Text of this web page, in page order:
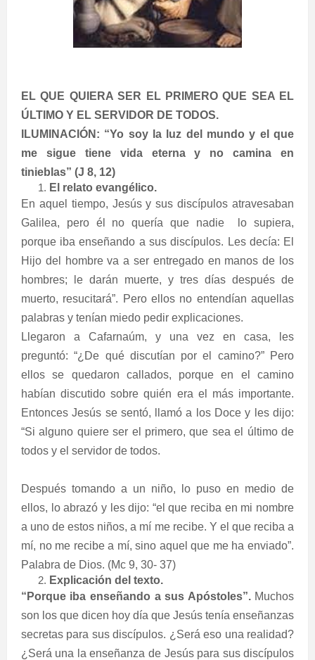
EL QUE QUIERA SER EL PRIMERO QUE SEA EL
ÚLTIMO Y EL SERVIDOR DE TODOS.
ILUMINACIÓN: “Yo soy la luz del mundo y el que
me sigue tiene vida eterna y no camina en
tinieblas” (J 8, 12)
El relato evangélico.
En aquel tiempo, Jesús y sus discípulos atravesaban
Galilea, pero él no quería que nadie
lo supiera,
porque iba enseñando a sus discípulos. Les decía: El
Hijo del hombre va a ser entregado en manos de los
hombres; le darán muerte, y tres días después de
muerto, resucitará”. Pero ellos no entendían aquellas
palabras y tenían miedo pedir explicaciones.
Llegaron a Cafarnaúm, y una vez en casa, les
preguntó: “¿De qué discutían por el camino?” Pero
ellos se quedaron callados, porque en el camino
habían discutido sobre quién era el más importante.
Entonces Jesús se sentó, llamó a los Doce y les dijo:
“Si alguno quiere ser el primero, que sea el último de
todos y el servidor de todos.
Después tomando a un niño, lo puso en medio de
ellos, lo abrazó y les dijo: “el que reciba en mi nombre
a uno de estos niños, a mí me recibe. Y el que reciba a
mí, no me recibe a mí, sino aquel que me ha enviado”.
Palabra de Dios. (Mc 9, 30- 37)
Explicación del texto.
“Porque iba enseñando a sus Apóstoles”.Muchos
son los que dicen hoy día que Jesús tenía enseñanzas
secretas para sus discípulos. ¿Será eso una realidad?
¿Será una la enseñanza de Jesús para sus discípulos